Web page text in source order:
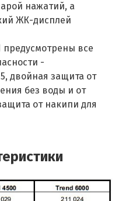
нажатий, а
ЖК-дисплей
предусмотрены все
-
двойная защита от
без воды и от
от накипи для